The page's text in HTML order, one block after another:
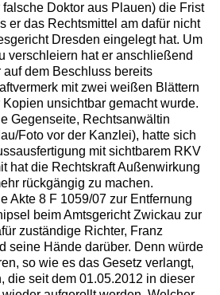
Doktor aus Plauen) die Frist
er das Rechtsmittel am dafür nicht
Dresden eingelegt hat. Um
verschleiern hat er anschließend
dem Beschluss bereits
mit zwei weißen Blättern
unsichtbar gemacht wurde.
Gegenseite, Rechtsanwältin
Foto vor der Kanzlei), hatte sich
mit sichtbarem RKV
hat die Rechtskraft Außenwirkung
rückgängig zu machen.
Akte 8 F 1059/07 zur Entfernung
beim Amtsgericht Zwickau zur
zuständige Richter, Franz
seine Hände darüber. Denn würde
so wie es das Gesetz verlangt,
die seit dem 01.05.2012 in dieser